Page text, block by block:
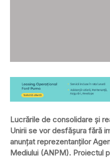
Lucrările de consolidare și
Unirii se vor desfășura fără
anunțat reprezentanților
Mediului (ANPM). Proiectul